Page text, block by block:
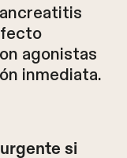
agonistas
inmediata.
si